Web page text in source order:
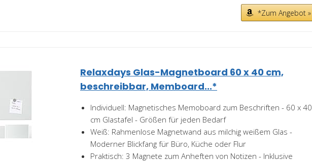
*Zum Angebot »
Relaxdays Glas-Magnetboard 60 x 40 cm,
beschreibbar, Memboard...*
Individuell: Magnetisches Memoboard zum Beschriften - 60 x 40
cm Glastafel - Größen für jeden Bedarf
Weiß: Rahmenlose Magnetwand aus milchig weißem Glas -
Moderner Blickfang für Büro, Küche oder Flur
Praktisch: 3 Magnete zum Anheften von Notizen - Inklusive